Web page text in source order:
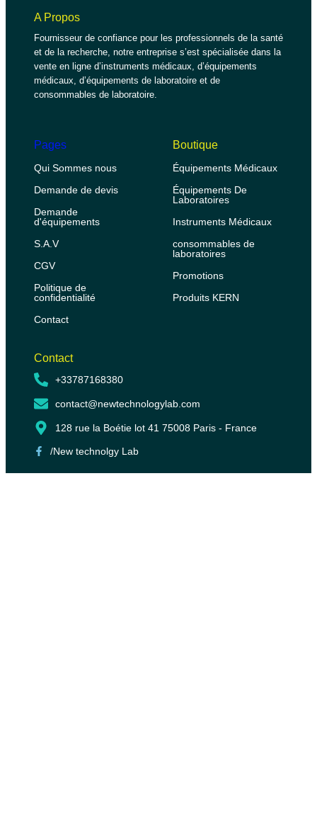
A Propos
Fournisseur de confiance pour les professionnels de la santé
et de la recherche, notre entreprise s’est spécialisée dans la
vente en ligne d’instruments médicaux, d’équipements
médicaux, d’équipements de laboratoire et de
consommables de laboratoire.
Pages
Qui Sommes nous
Demande de devis
Demande
d'équipements
S.A.V
CGV
Politique de
confidentialité
Contact
Boutique
Équipements Médicaux
Équipements De
Laboratoires
Instruments Médicaux
consommables de
laboratoires
Promotions
Produits KERN
Contact
+33787168380
contact@newtechnologylab.com
128 rue la Boétie lot 41 75008 Paris - France
/New technolgy Lab